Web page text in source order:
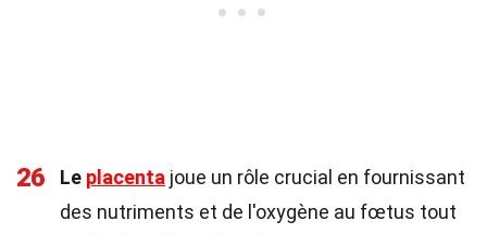
26 Le placenta joue un rôle crucial en fournissant
des nutriments et de l'oxygène au fœtus tout